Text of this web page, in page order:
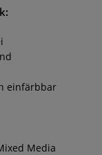
einfärbbar
Media